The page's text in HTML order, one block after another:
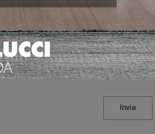
Ho preso visione dellaPrivacy Policy
Invia